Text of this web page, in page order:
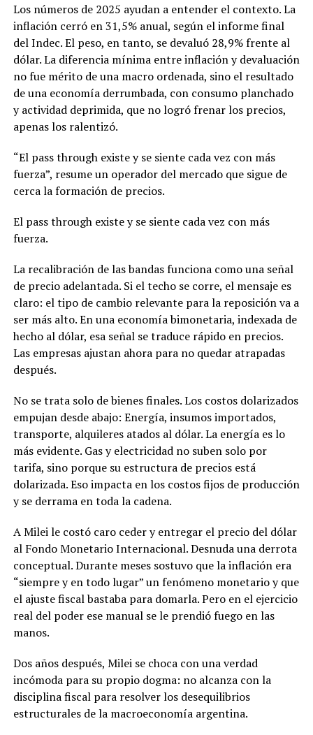
Los números de 2025 ayudan a entender el contexto. La
inflación cerró en 31,5% anual, según el informe final
del Indec. El peso, en tanto, se devaluó 28,9% frente al
dólar. La diferencia mínima entre inflación y devaluación
no fue mérito de una macro ordenada, sino el resultado
de una economía derrumbada, con consumo planchado
y actividad deprimida, que no logró frenar los precios,
apenas los ralentizó.
“El pass through existe y se siente cada vez con más
fuerza”, resume un operador del mercado que sigue de
cerca la formación de precios.
El pass through existe y se siente cada vez con más
fuerza.
La recalibración de las bandas funciona como una señal
de precio adelantada. Si el techo se corre, el mensaje es
claro: el tipo de cambio relevante para la reposición va a
ser más alto. En una economía bimonetaria, indexada de
hecho al dólar, esa señal se traduce rápido en precios.
Las empresas ajustan ahora para no quedar atrapadas
después.
No se trata solo de bienes finales. Los costos dolarizados
empujan desde abajo: Energía, insumos importados,
transporte, alquileres atados al dólar. La energía es lo
más evidente. Gas y electricidad no suben solo por
tarifa, sino porque su estructura de precios está
dolarizada. Eso impacta en los costos fijos de producción
y se derrama en toda la cadena.
A Milei le costó caro ceder y entregar el precio del dólar
al Fondo Monetario Internacional. Desnuda una derrota
conceptual. Durante meses sostuvo que la inflación era
“siempre y en todo lugar” un fenómeno monetario y que
el ajuste fiscal bastaba para domarla. Pero en el ejercicio
real del poder ese manual se le prendió fuego en las
manos.
Dos años después, Milei se choca con una verdad
incómoda para su propio dogma: no alcanza con la
disciplina fiscal para resolver los desequilibrios
estructurales de la macroeconomía argentina.